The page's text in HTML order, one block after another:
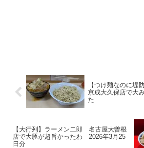
【つけ麺なのに堤
京成大久保店で大
た
【大行列】ラーメン二郎 名古屋大曽根
店で大豚が超旨かったわ 2026年3月25
日分